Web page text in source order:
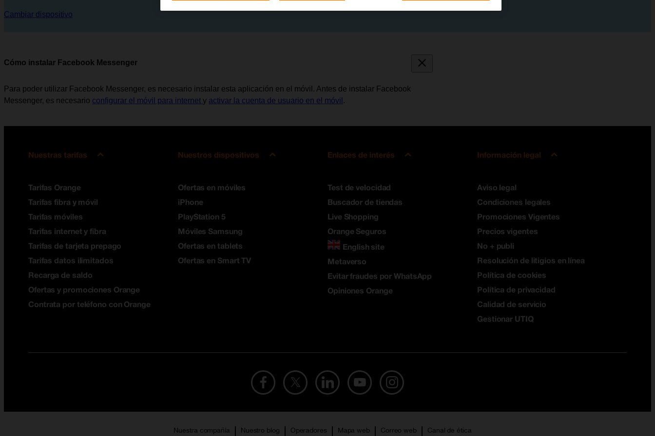
Cambiar dispositivo
Cómo instalar Facebook Messenger
Para poder utilizar Facebook Messenger, es necesario instalar esta aplicación en el móvil. Antes de instalar Facebook
Messenger, es necesario configurar el móvil para internet y activar la cuenta de usuario en el móvil .
Nuestras tarifas
Tarifas Orange
Tarifas fibra y móvil
Tarifas móviles
Tarifas internet y fibra
Tarifas de tarjeta prepago
Tarifas datos ilimitados
Recarga de saldo
Ofertas y promociones Orange
Contrata por teléfono con Orange
Nuestros dispositivos
Ofertas en móviles
iPhone
PlayStation 5
Móviles Samsung
Ofertas en tablets
Ofertas en Smart TV
Enlaces de interés
Test de velocidad
Buscador de tiendas
Live Shopping
Orange Seguros
English site
Metaverso
Evitar fraudes por WhatsApp
Opiniones Orange
Información legal
Aviso legal
Condiciones legales
Promociones Vigentes
Precios vigentes
No + publi
Resolución de litigios en línea
Política de cookies
Política de privacidad
Calidad de servicio
Gestionar UTIQ
Nuestra compañía Nuestro blog Operadores Mapa web Correo web Canal de ética